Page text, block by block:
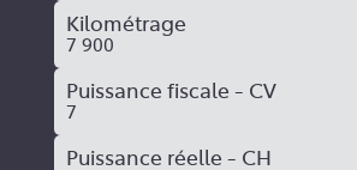
Kilométrage
7 900
Puissance fiscale - CV
7
Puissance réelle - CH